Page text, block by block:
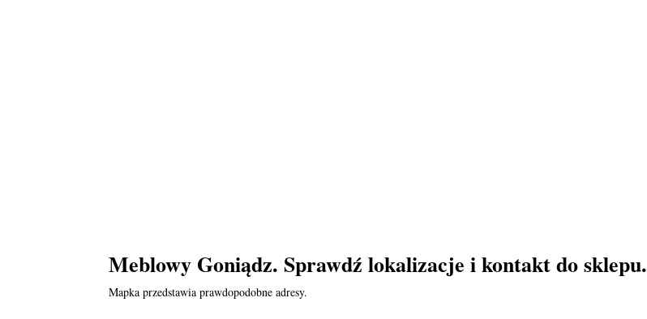
Meblowy Goniądz. Sprawdź lokalizacje i kontakt do sklepu.
Mapka przedstawia prawdopodobne adresy.